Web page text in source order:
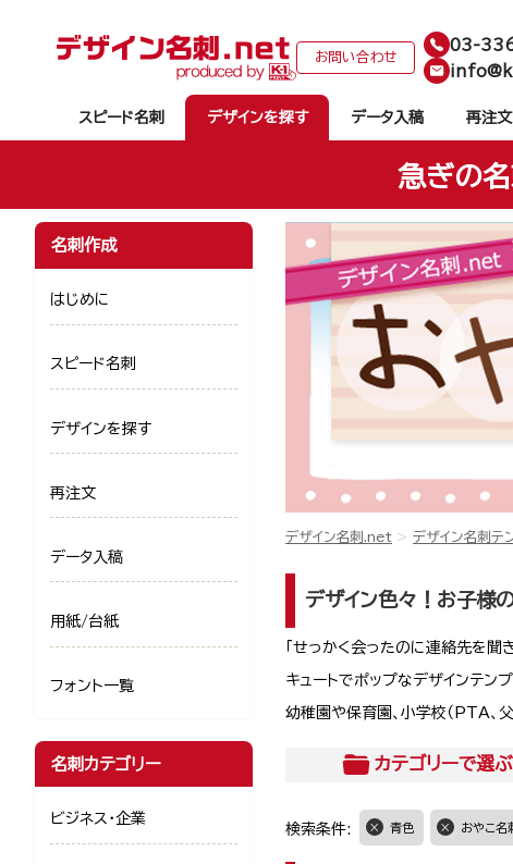
お問い合わせ
03-
スピード名刺 デザインを探す データ入稿 再注文
急ぎの
デザイン名刺.net デザイン名刺テ
デザイン色々！お子様
「せっかく会ったのに連絡先を
キュートでポップなデザインテ
幼稚園や保育園、小学校（PTA、
カテゴリーで選ぶ
検索条件: 青色 おやこ名
名刺作成
はじめに
スピード名刺
デザインを探す
再注文
データ入稿
用紙/台紙
フォント一覧
名刺カテゴリー
ビジネス・企業